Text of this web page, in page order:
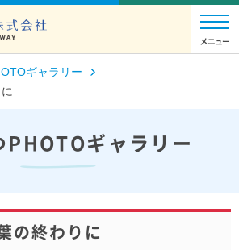
ギャラリー
PHOTOギャラリー
終わりに